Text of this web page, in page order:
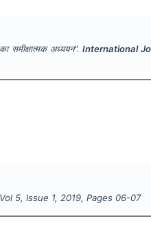
का समीक्षात्मक अध्ययन".International
5, Issue 1,2019, Pages 06-07